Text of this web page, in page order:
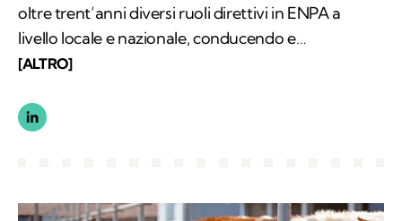
oltre trent’anni diversi ruoli direttivi in ENPA a
livello locale e nazionale, conducendo e
collaborando a importanti indagini. Autore,
degli animali e sulla normativa che li tutela,
collaboro con giornali, televisioni e organizzazioni
[ALTRO]